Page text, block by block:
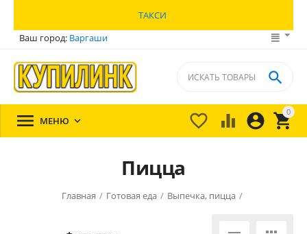
ТАКСИ
Ваш город: Варгаши
0


 

 МЕНЮ 
Пицца
Главная / Готовая еда / Выпечка, пицца /